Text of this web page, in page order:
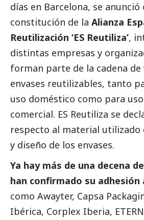
días en Barcelona, se
constitución de la Alianza
Reutilización ‘ES Reutiliza’,
distintas empresas y
forman parte de la cadena de
envases reutilizables, tanto
uso doméstico como para
comercial. ES Reutiliza se
respecto al material utilizado
y diseño de los envases.
Ya hay más de una decena
han confirmado su adhesión
como Awayter, Capsa
Ibérica, Corplex Iberia,